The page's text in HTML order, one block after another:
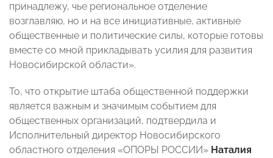
принадлежу, чье региональное отделение
возглавляю, но и на все инициативные, активные
общественные и политические силы, которые готовы
вместе со мной прикладывать усилия для развития
Новосибирской области».
То, что открытие штаба общественной поддержки
является важным и значимым событием для
общественных организаций, подтвердила и
Исполнительный директор Новосибирского
областного отделения «ОПОРЫ РОССИИ» Наталия